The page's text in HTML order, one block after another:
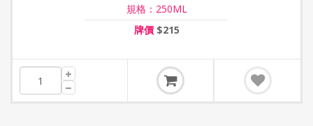
規格：250ML
牌價$215